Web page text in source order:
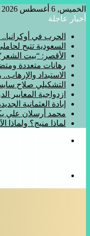
الخميس, 6 أغسطس 2026
أخبار عاجلة
الحرب في
السعودية تتيح
الأقصر: “بيت
رهانات متعددة
الاستبداد
التشكيلي صلاح
ازدواجية المعايير
إبادة العثمانية
محمد أرسلان علي
لماذا منبج؟ ولماذا